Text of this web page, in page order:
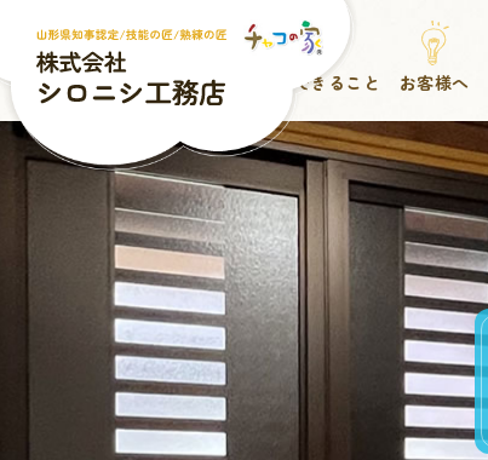
ホーム 私たちについて 私たちにできること お客様へ